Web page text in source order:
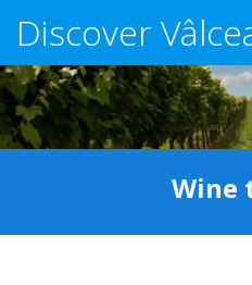
Discover
Wine